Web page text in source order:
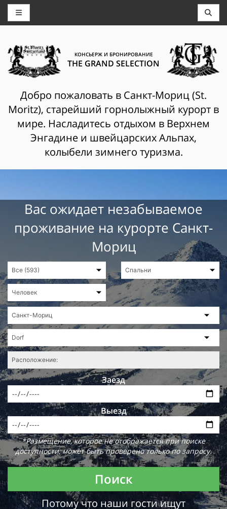
КОНСЬЕРЖ И БРОНИРОВАНИЕ
THE GRAND SELECTION
Добро пожаловать в Санкт-Мориц (St.
Moritz), старейший горнолыжный курорт в
мире. Насладитесь отдыхом в Верхнем
Энгадине и швейцарских Альпах,
колыбели зимнего туризма.
Вас ожидает незабываемое
проживание на курорте Санкт-
Мориц
Заезд
Выезд
*Размещение, которое не отображается при поиске
доступности, может быть проверено только по запросу.
Поиск
Потому что наши гости ищут